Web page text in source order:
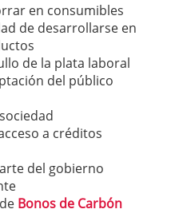
en consumibles
de desarrollarse en
de la plata laboral
del público
a créditos
del gobierno
Bonos de Carbón